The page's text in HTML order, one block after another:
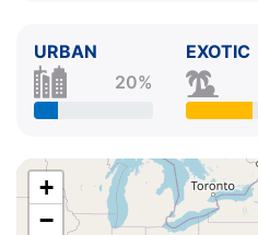
URBAN
20%
EXOTIC
+
−